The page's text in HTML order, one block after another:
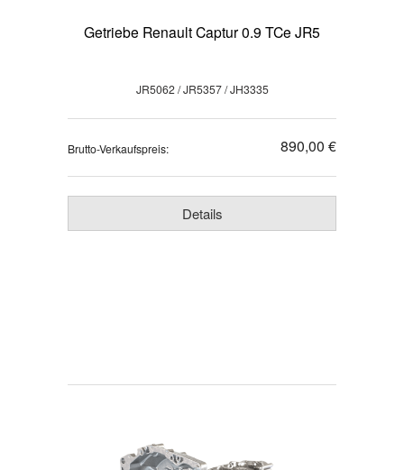
Getriebe Renault Captur 0.9 TCe JR5
JR5062 / JR5357 / JH3335
Brutto-Verkaufspreis: 890,00 €
Details